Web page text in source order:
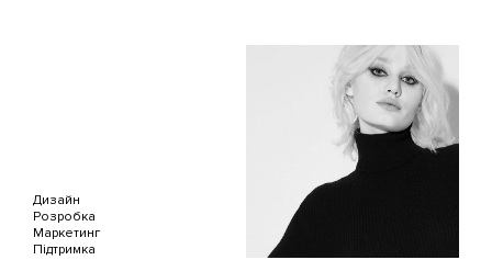
Дизайн
Розробка
Маркетинг
Підтримка